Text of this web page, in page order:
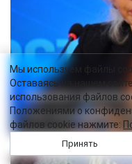
Мировых запасов
14:34 20 июля 2012
Мы используем файлы
Оставаясь на нашем
использования файлов
Положениями о
файлов cookie нажмите:
Принять